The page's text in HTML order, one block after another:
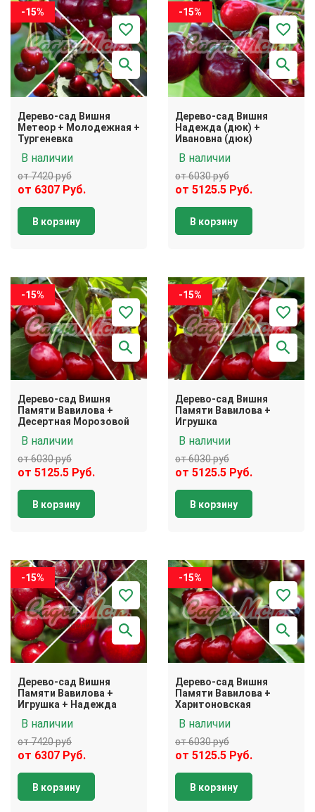
-15%
Дерево-сад Вишня
Метеор + Молодежная +
Тургеневка
В наличии
от 7420 руб
от 6307 Руб.
В корзину
-15%
Дерево-сад Вишня
Надежда (дюк) +
Ивановна (дюк)
В наличии
от 6030 руб
от 5125.5 Руб.
В корзину
-15%
Дерево-сад Вишня
Памяти Вавилова +
Десертная Морозовой
В наличии
от 6030 руб
от 5125.5 Руб.
В корзину
-15%
Дерево-сад Вишня
Памяти Вавилова +
Игрушка
В наличии
от 6030 руб
от 5125.5 Руб.
В корзину
-15%
Дерево-сад Вишня
Памяти Вавилова +
Игрушка + Надежда
В наличии
от 7420 руб
от 6307 Руб.
В корзину
-15%
Дерево-сад Вишня
Памяти Вавилова +
Харитоновская
В наличии
от 6030 руб
от 5125.5 Руб.
В корзину